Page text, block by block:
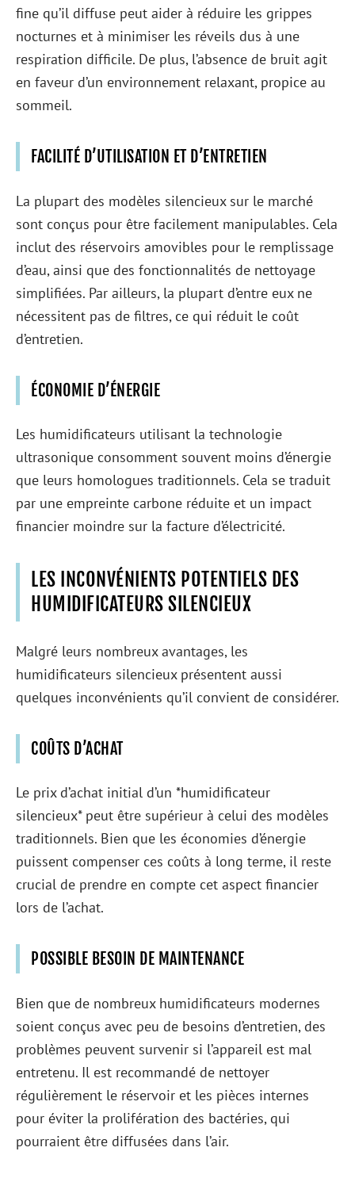
fine qu’il diffuse peut aider à réduire les grippes
nocturnes et à minimiser les réveils dus à une
respiration difficile. De plus, l’absence de bruit agit
en faveur d’un environnement relaxant, propice au
sommeil.
FACILITÉ D’UTILISATION ET D’ENTRETIEN
La plupart des modèles silencieux sur le marché
sont conçus pour être facilement manipulables. Cela
inclut des réservoirs amovibles pour le remplissage
d’eau, ainsi que des fonctionnalités de nettoyage
simplifiées. Par ailleurs, la plupart d’entre eux ne
nécessitent pas de filtres, ce qui réduit le coût
d’entretien.
ÉCONOMIE D’ÉNERGIE
Les humidificateurs utilisant la technologie
ultrasonique consomment souvent moins d’énergie
que leurs homologues traditionnels. Cela se traduit
par une empreinte carbone réduite et un impact
financier moindre sur la facture d’électricité.
LES INCONVÉNIENTS POTENTIELS DES
HUMIDIFICATEURS SILENCIEUX
Malgré leurs nombreux avantages, les
humidificateurs silencieux présentent aussi
quelques inconvénients qu’il convient de considérer.
COÛTS D’ACHAT
Le prix d’achat initial d’un *humidificateur
silencieux* peut être supérieur à celui des modèles
traditionnels. Bien que les économies d’énergie
puissent compenser ces coûts à long terme, il reste
crucial de prendre en compte cet aspect financier
lors de l’achat.
POSSIBLE BESOIN DE MAINTENANCE
Bien que de nombreux humidificateurs modernes
soient conçus avec peu de besoins d’entretien, des
problèmes peuvent survenir si l’appareil est mal
entretenu. Il est recommandé de nettoyer
régulièrement le réservoir et les pièces internes
pour éviter la prolifération des bactéries, qui
pourraient être diffusées dans l’air.